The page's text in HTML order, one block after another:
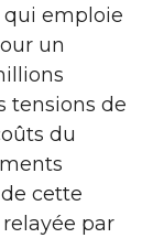
qui emploie
un
tensions de
du
cette
par